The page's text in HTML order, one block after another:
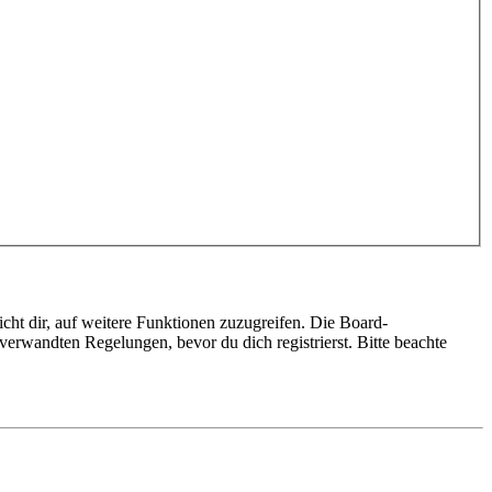
dir, auf weitere Funktionen zuzugreifen. Die Board-
Regelungen, bevor du dich registrierst. Bitte beachte